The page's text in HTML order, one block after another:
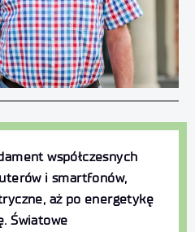
współczesnych
i smartfonów,
aż po energetykę
Światowe